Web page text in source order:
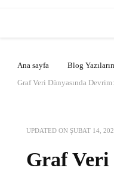
Ana sayfa Blog
Graf Veri Dünyasında
UPDATED ON ŞUBAT 14,
Graf Veri